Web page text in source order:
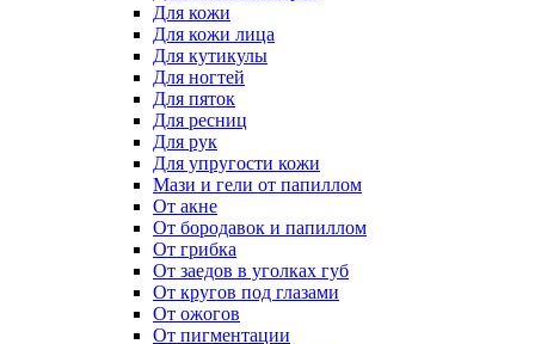
Для кожи
Для кожи лица
Для кутикулы
Для ногтей
Для пяток
Для ресниц
Для рук
Для упругости кожи
Мази и гели от папиллом
От акне
От бородавок и папиллом
От грибка
От заедов в уголках губ
От кругов под глазами
От ожогов
От пигментации